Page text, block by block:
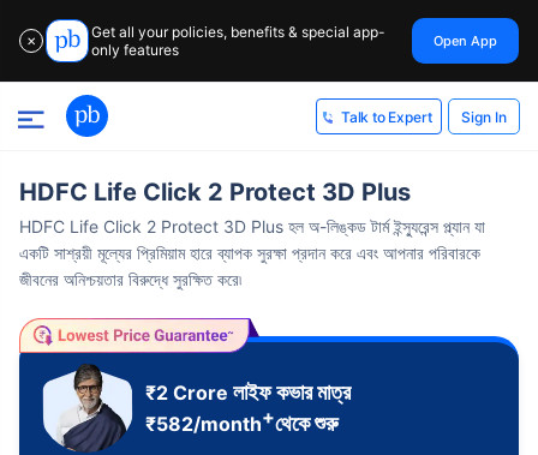
✕
Get all your policies, benefits & special app-
only features
Open App
Talk to Expert Sign In
HDFC Life Click 2 Protect 3D Plus
HDFC Life Click 2 Protect 3D Plus হল অ-লিঙ্কড টার্ম ইন্স্যুরেন্স প্ল্যান যা
একটি সাশ্রয়ী মূল্যের প্রিমিয়াম হারে ব্যাপক সুরক্ষা প্রদান করে এবং আপনার পরিবারকে
জীবনের অনিশ্চয়তার বিরুদ্ধে সুরক্ষিত করে৷
₹2 Crore লাইফ কভার মাত্র
₹582/month+থেকে শুরু